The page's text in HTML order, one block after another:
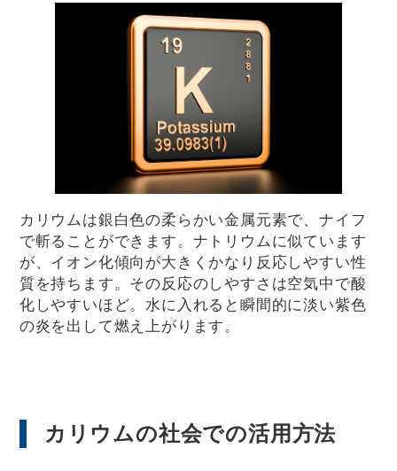
カリウムは銀白色の柔らかい金属元素で、ナイフ
で斬ることができます。ナトリウムに似ています
が、イオン化傾向が大きくかなり反応しやすい性
質を持ちます。その反応のしやすさは空気中で酸
化しやすいほど。水に入れると瞬間的に淡い紫色
の炎を出して燃え上がります。
カリウムの社会での活用方法